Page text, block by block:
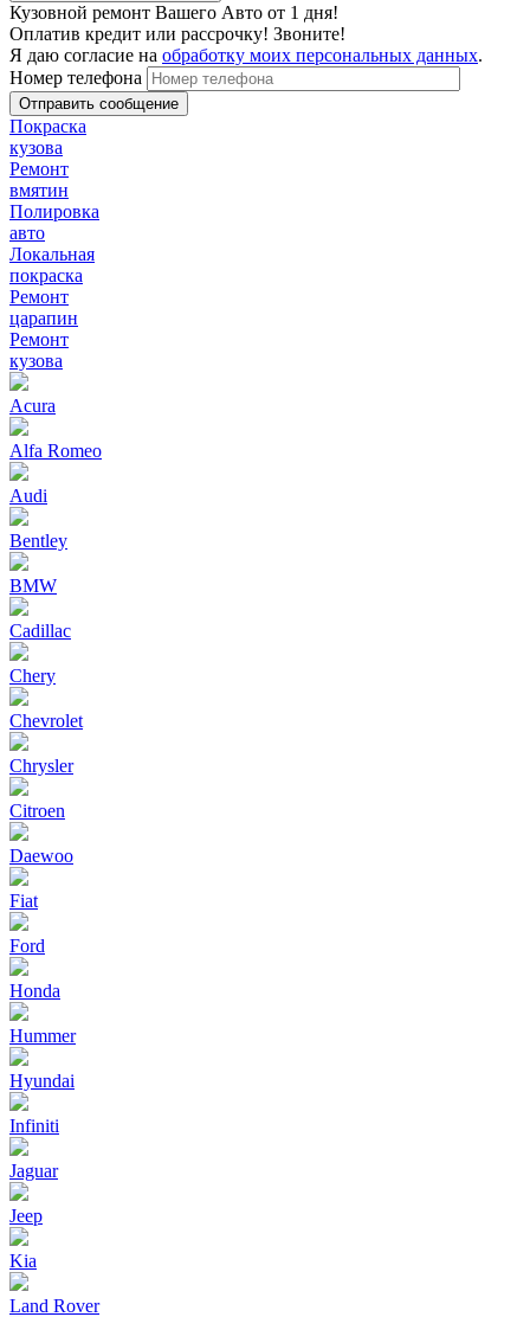
Кузовной ремонт Вашего Авто от 1 дня!
Оплатив кредит или рассрочку! Звоните!
Я даю согласие на обработку моих персональных данных.
Номер телефона
Покраска
кузова
Ремонт
вмятин
Полировка
авто
Локальная
покраска
Ремонт
царапин
Ремонт
кузова
Acura
Alfa Romeo
Audi
Bentley
BMW
Cadillac
Chery
Chevrolet
Chrysler
Citroen
Daewoo
Fiat
Ford
Honda
Hummer
Hyundai
Infiniti
Jaguar
Jeep
Kia
Land Rover